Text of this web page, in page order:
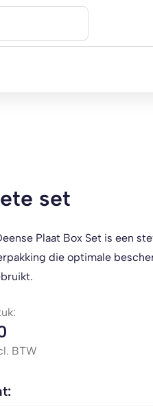
set
Plaat Box Set is een
die optimale
BTW